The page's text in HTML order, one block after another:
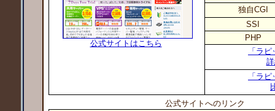
公式サイトはこちら
独自CGI
SSI
PHP
「ラ
「ラ
公式サイトへのリンク